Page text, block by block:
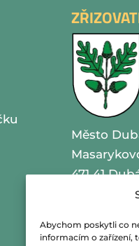
Abychom poskytli co
informacím o zařízení,
Město
471 41
IČO
telefon 487